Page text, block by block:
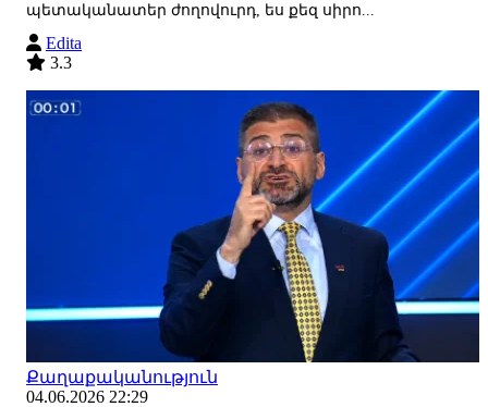
պետականատեր ժողովուրդ, ես քեզ սիրո...
Edita
3.3
Քաղաքականություն
04.06.2026 22:29